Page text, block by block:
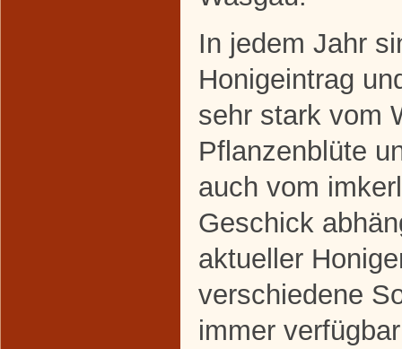
In jedem Jahr
Honigeintrag
sehr stark vom
Pflanzenblüte
auch vom
Geschick
aktueller
verschiedene
immer